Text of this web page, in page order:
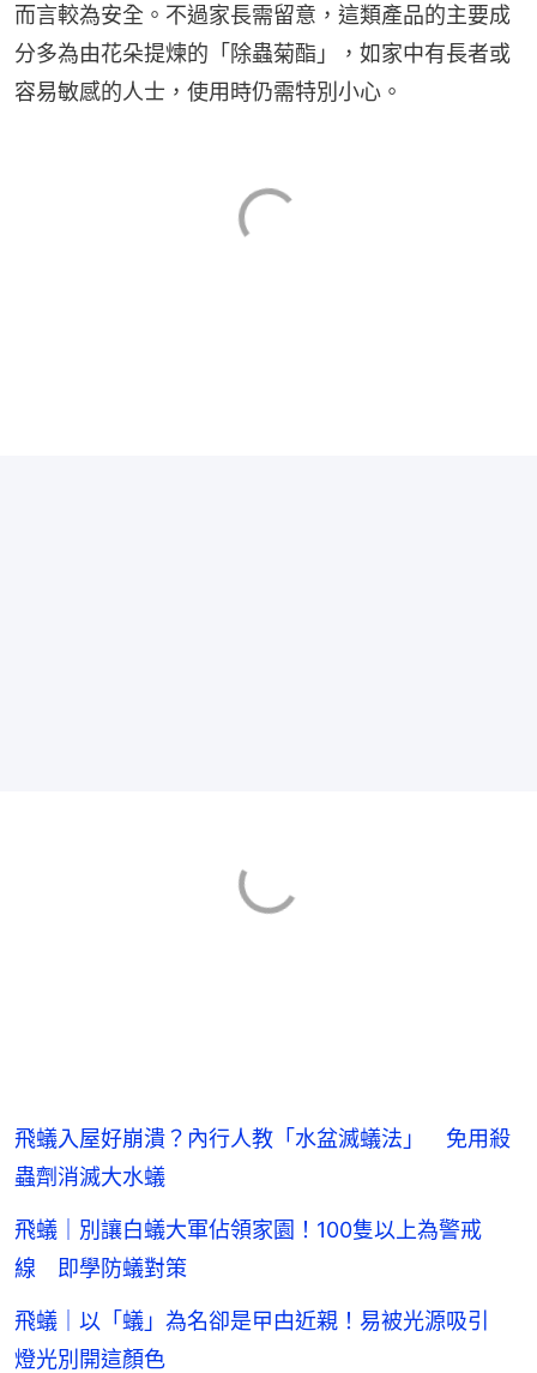
而言較為安全。不過家長需留意，這類產品的主要成
分多為由花朵提煉的「除蟲菊酯」，如家中有長者或
容易敏感的人士，使用時仍需特別小心。
飛蟻入屋好崩潰？內行人教「水盆滅蟻法」 免用殺
蟲劑消滅大水蟻
飛蟻｜別讓白蟻大軍佔領家園！100隻以上為警戒
線 即學防蟻對策
飛蟻｜以「蟻」為名卻是曱甴近親！易被光源吸引
燈光別開這顏色